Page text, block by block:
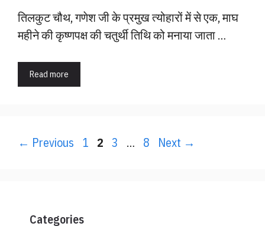
तिलकुट चौथ, गणेश जी के प्रमुख त्योहारों में से एक, माघ
महीने की कृष्णपक्ष की चतुर्थी तिथि को मनाया जाता …
Read more
← Previous Page
1 Page
2 Page
3 … Page
8 Next →
Categories